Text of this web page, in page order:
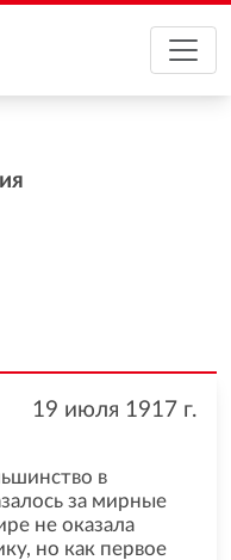
19 июля 1917 г.
в
за мирные
не оказала
но как первое